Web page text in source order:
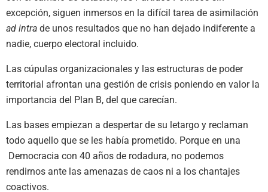
excepción, siguen inmersos en la difícil tarea de asimilación
ad intra de unos resultados que no han dejado indiferente a
nadie, cuerpo electoral incluido.
Las cúpulas organizacionales y las estructuras de poder
territorial afrontan una gestión de crisis poniendo en valor la
importancia del Plan B, del que carecían.
Las bases empiezan a despertar de su letargo y reclaman
todo aquello que se les había prometido. Porque en una
Democracia con 40 años de rodadura, no podemos
rendirnos ante las amenazas de caos ni a los chantajes
coactivos.